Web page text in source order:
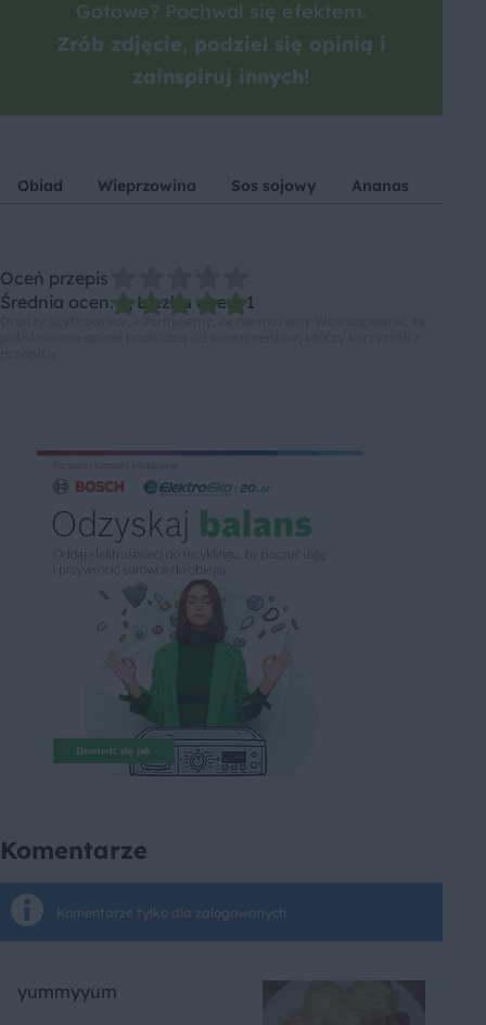
Gotowe? Pochwal się efektem.
Zrób zdjęcie, podziel się opinią i
zainspiruj innych!
Obiad Wieprzowina Sos sojowy Ananas
Oceń przepis
Średnia ocen: 5, Liczba ocen: 1
Komentarze
Komentarze tylko dla zalogowanych
yummyyum